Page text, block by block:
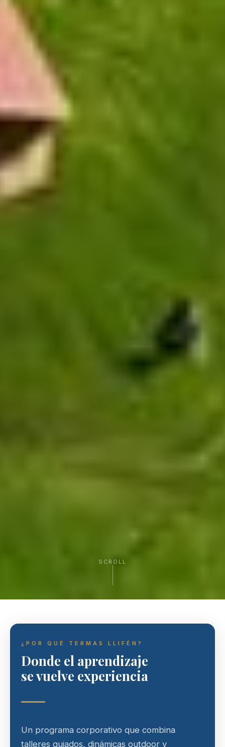
SCROLL
¿POR QUÉ TERMAS LLIFÉN?
Donde el aprendizaje
se vuelve experiencia
Un programa corporativo que combina
talleres guiados, dinámicas outdoor y